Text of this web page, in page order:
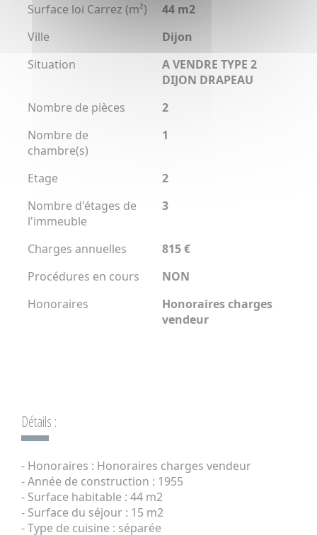
Surface loi Carrez (m²)
44 m2
Ville
Dijon
Situation
A VENDRE TYPE 2
DIJON DRAPEAU
Nombre de pièces
2
Nombre de
chambre(s)
1
Etage
2
Nombre d'étages de
l'immeuble
3
Charges annuelles
815 €
Procédures en cours
NON
Honoraires
Honoraires charges
vendeur
Détails :
- Honoraires : Honoraires charges vendeur
- Année de construction : 1955
- Surface habitable : 44 m2
- Surface du séjour : 15 m2
- Type de cuisine : séparée